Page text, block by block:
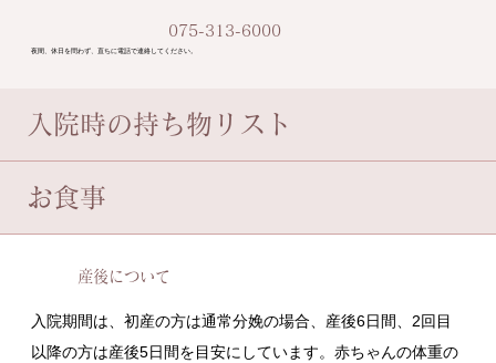
入院時の持ち物リスト
お食事
産後について
入院期間は、初産の方は通常分娩の場合、産後6日間、2回目
以降の方は産後5日間を目安にしています。赤ちゃんの体重の
075-313-6000
夜間、休日を問わず、直ちに電話で連絡してください。